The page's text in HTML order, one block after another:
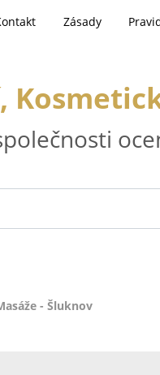
Zásady
- Šluknov